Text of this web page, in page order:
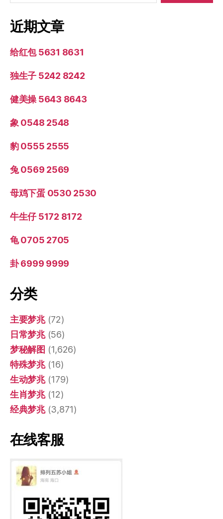
近期文章
给红包 5631 8631
独生子 5242 8242
健美操 5643 8643
象 0548 2548
豹 0555 2555
兔 0569 2569
母鸡下蛋 0530 2530
牛生仔 5172 8172
龟 0705 2705
卦 6999 9999
分类
主要梦兆(72)
日常梦兆(56)
梦秘解图 (1,626)
特殊梦兆(16)
生动梦兆(179)
生肖梦兆(12)
经典梦兆(3,871)
在线客服